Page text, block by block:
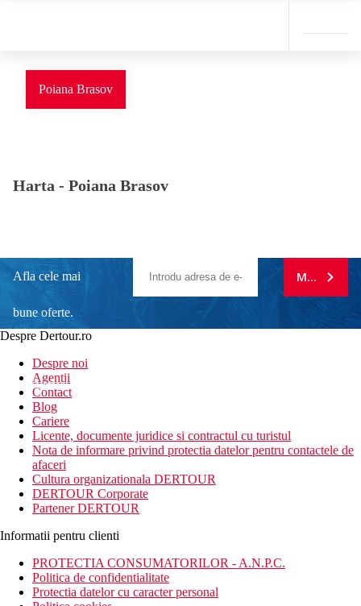
Poiana Brasov
Harta - Poiana Brasov
Afla cele mai
bune oferte.
newsletter!
MA
Despre Dertour.ro
Despre noi
Agentii
Contact
Blog
Cariere
Licente, documente juridice si contractul cu turistul
Nota de informare privind protectia datelor pentru contactele de
afaceri
Cultura organizationala DERTOUR
DERTOUR Corporate
Partener DERTOUR
Informatii pentru clienti
PROTECTIA CONSUMATORILOR - A.N.P.C.
Politica de confidentialitate
Protectia datelor cu caracter personal